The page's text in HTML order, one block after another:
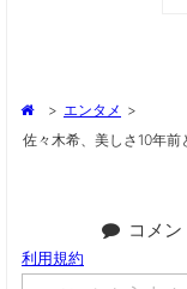
> エンタメ >
佐々木希、美しさ10年
コメン